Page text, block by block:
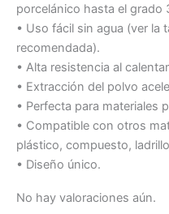
porcelánico hasta el grado
• Uso fácil sin agua (ver la
recomendada).
• Alta resistencia al
• Extracción del polvo
• Perfecta para materiales
• Compatible con otros
plástico, compuesto,
• Diseño único.
No hay valoraciones aún.